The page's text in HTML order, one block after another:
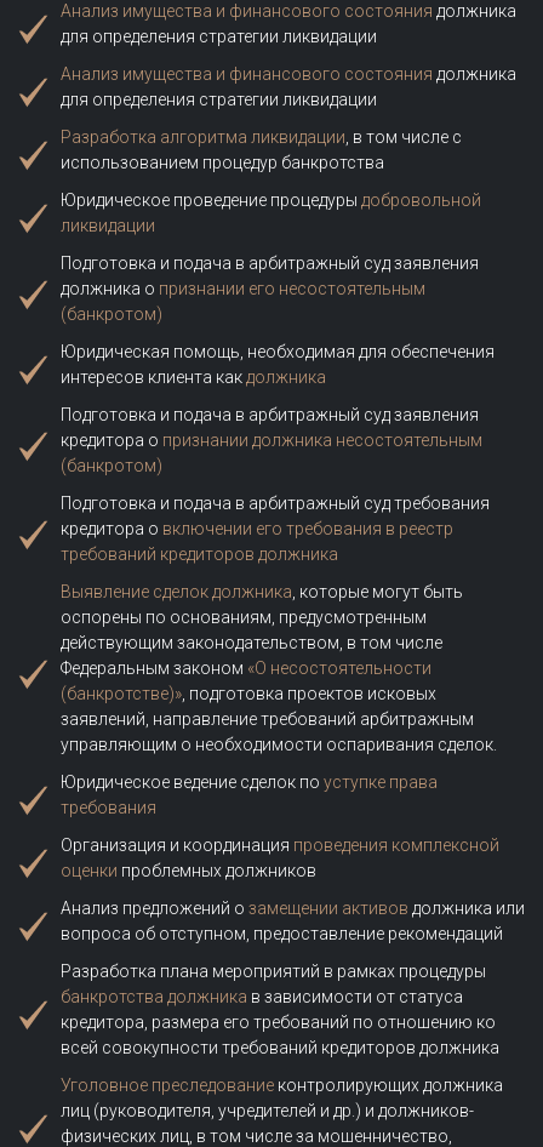
Анализ имущества и финансового состояния должника
для определения стратегии ликвидации
Анализ имущества и финансового состояния должника
для определения стратегии ликвидации
Разработка алгоритма ликвидации , в том числе с
использованием процедур банкротства
Юридическое проведение процедуры добровольной
ликвидации
Подготовка и подача в арбитражный суд заявления
должника о признании его несостоятельным
(банкротом)
Юридическая помощь, необходимая для обеспечения
интересов клиента как должника
Подготовка и подача в арбитражный суд заявления
кредитора о признании должника несостоятельным
(банкротом)
Подготовка и подача в арбитражный суд требования
кредитора о включении его требования в реестр
требований кредиторов должника
Выявление сделок должника , которые могут быть
оспорены по основаниям, предусмотренным
действующим законодательством, в том числе
Федеральным законом «О несостоятельности
(банкротстве)»
заявлений, направление требований арбитражным
управляющим о необходимости оспаривания сделок.
Юридическое ведение сделок по уступке права
требования
Организация и координация проведения комплексной
оценки проблемных должников
Анализ предложений о замещении активов должника или
вопроса об отступном, предоставление рекомендаций
Разработка плана мероприятий в рамках процедуры
банкротства должника в зависимости от статуса
кредитора, размера его требований по отношению ко
всей совокупности требований кредиторов должника
Уголовное преследование контролирующих должника
лиц (руководителя, учредителей и др.) и должников-
физических лиц, в том числе за мошенничество,